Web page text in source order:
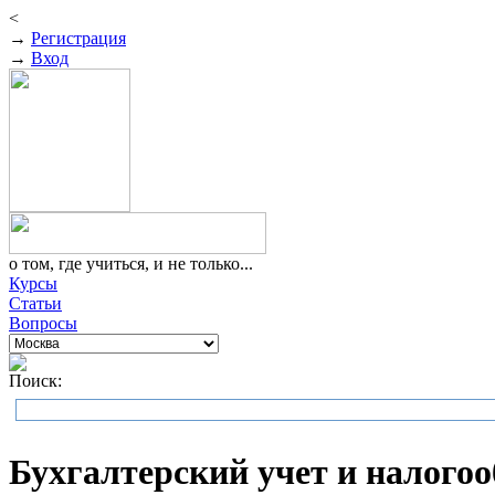
<
→ Регистрация
→ Вход
о том, где учиться, и не только...
Курсы
Статьи
Вопросы
Поиск:
Бухгалтерский учет и